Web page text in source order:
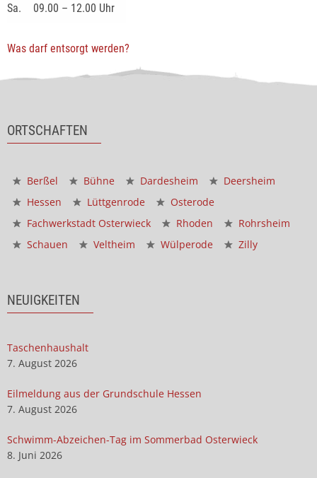
Sa. 09.00 – 12.00 Uhr
Was darf entsorgt werden?
ORTSCHAFTEN
Berßel Bühne Dardesheim
Deersheim
Hessen
Lüttgenrode
Osterode
Fachwerkstadt Osterwieck
Rhoden
Rohrsheim
Schauen
Veltheim Wülperode Zilly
NEUIGKEITEN
Taschenhaushalt
7. August 2026
Eilmeldung aus der Grundschule Hessen
7. August 2026
Schwimm-Abzeichen-Tag im Sommerbad Osterwieck
8. Juni 2026